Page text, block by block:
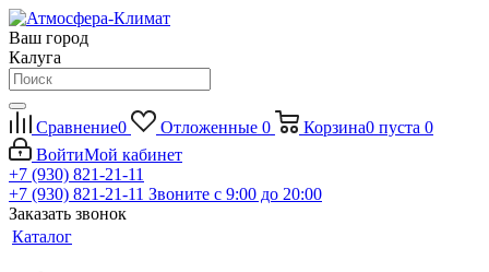
Ваш город
Калуга
Сравнение0 Отложенные 0 Корзина0 пуста 0
ВойтиМой кабинет
+7 (930) 821-21-11
+7 (930) 821-21-11 Звоните с 9:00 до 20:00
Заказать звонок
Каталог